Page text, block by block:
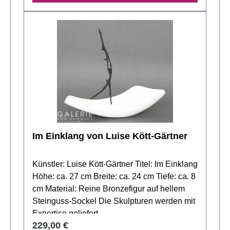
und Kunstwerk zu steigern und
provokative Interpretationen zu ermöglichen.
Seine Arbeiten beinhalten typische Produkte
des amerikanischen Überflusses und
weltweiten Marketings, die ihnen einen
hochmodernen und urbanen Charakter
verleihen. Lichter ist stets auf der Suche nach
der Stimmigkeit des Augenblicks und verleiht
seinen Werken einen belebenden und
sinnhaften Kern, der über die ästhetische
Betrachter in eine fantastische und diffuse
Welt aus Comics, Medien, Werbung und
Zeitepochen, die stets ein Lächeln
hinterlässt.
Im Einklang von Luise Kött-Gärtner
Künstler: Luise Kött-Gärtner Titel: Im Einklang
Höhe: ca. 27 cm Breite: ca. 24 cm Tiefe: ca. 8
cm Material: Reine Bronzefigur auf hellem
Steinguss-Sockel Die Skulpturen werden mit
Expertise geliefert.
Regulärer Preis:
229,00 €